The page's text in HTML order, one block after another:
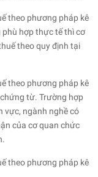
theo phương pháp kê
phù hợp thực tế thì cơ
theo quy định tại
theo phương pháp kê
từ. Trường hợp
vực, ngành nghề có
của cơ quan chức
theo phương pháp kê